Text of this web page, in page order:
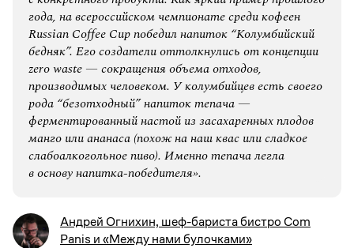
года, на всероссийском чемпионате среди кофеен
Russian Coffee Cup победил напиток “Колумбийский
бедняк”. Его создатели оттолкнулись от концепции
zero waste — сокращения объема отходов,
производимых человеком. У колумбийцев есть своего
рода “безотходный” напиток тепача —
ферментированный настой из засахаренных плодов
манго или ананаса (похож на наш квас или сладкое
слабоалкогольное пиво). Именно тепача легла
в основу напитка-победителя».
Андрей Огнихин, шеф-бариста бистро Com
Panis и «Между нами булочками»